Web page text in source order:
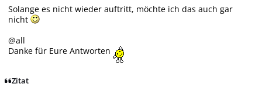
Solange es nicht wieder auftritt, möchte ich das auch gar
nicht
@all
Danke für Eure Antworten
Zitat